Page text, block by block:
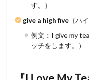
す。）
give a high five （ハ
例文：I give my
ッチをします。）